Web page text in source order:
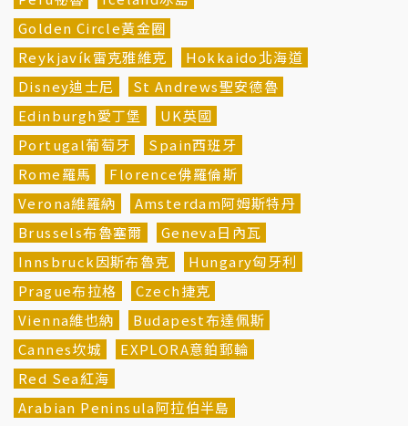
Golden Circle黃金圈
Reykjavík雷克雅維克
Hokkaido北海道
Disney迪士尼
St Andrews聖安德魯
Edinburgh愛丁堡
UK英國
Portugal葡萄牙
Spain西班牙
Rome羅馬
Florence佛羅倫斯
Verona維羅納
Amsterdam阿姆斯特丹
Brussels布魯塞爾
Geneva日內瓦
Innsbruck因斯布魯克
Hungary匈牙利
Prague布拉格
Czech捷克
Vienna維也納
Budapest布達佩斯
Cannes坎城
EXPLORA意鉑郵輪
Red Sea紅海
Arabian Peninsula阿拉伯半島